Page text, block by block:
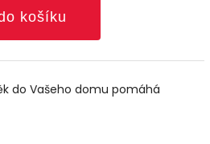
košíku
do Vašeho domu pomáhá